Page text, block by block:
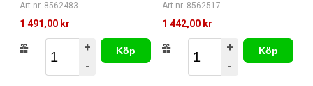
Art nr. 8562483
1 491,00 kr
+
-
Köp
Art nr. 8562517
1 442,00 kr
+
-
Köp